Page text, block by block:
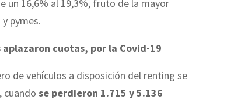
un 16,6% al 19,3%, fruto de la mayor
pymes.
cuotas, por la Covid-19
de vehículos a disposición del renting se
cuando se perdieron 1.715 y 5.136